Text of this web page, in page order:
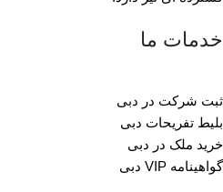
خدمات ما
ثبت شرکت در دبی
بلیط تفریحات دبی
خرید ملک در دبی
گواهینامه VIP دبی